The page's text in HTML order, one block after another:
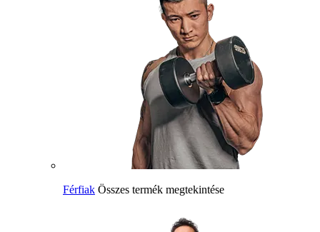
Férfiak Összes termék megtekintése